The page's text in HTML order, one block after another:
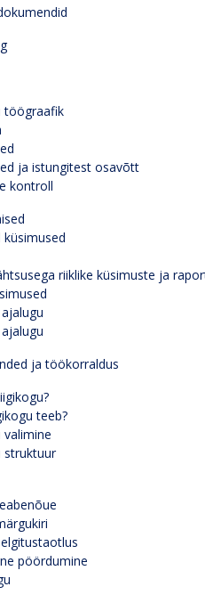
töögraafik
ja istungitest osavõtt
kontroll
küsimused
riiklike küsimuste ja
ja töökorraldus
teeb?
valimine
struktuur
pöördumine